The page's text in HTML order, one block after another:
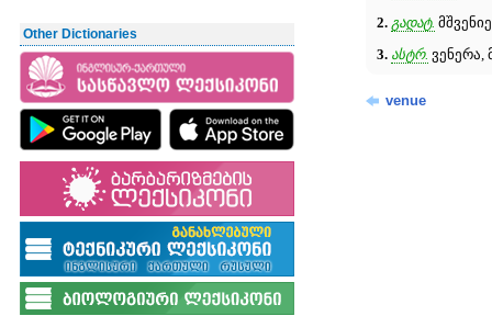
Other Dictionaries
2. გადატ.
3. ასტრ. ვენერა,
venue